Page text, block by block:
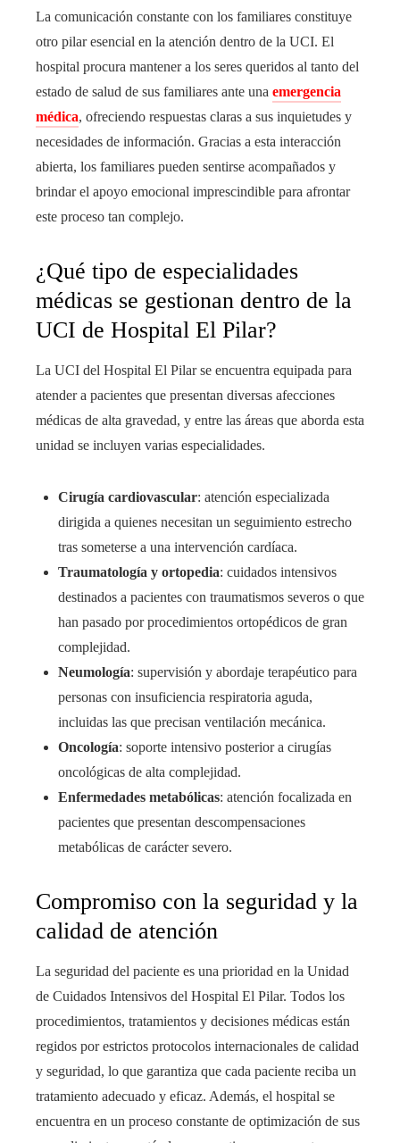
La comunicación constante con los familiares constituye
otro pilar esencial en la atención dentro de la UCI. El
hospital procura mantener a los seres queridos al tanto del
estado de salud de sus familiares ante una emergencia
médica, ofreciendo respuestas claras a sus inquietudes y
necesidades de información. Gracias a esta interacción
abierta, los familiares pueden sentirse acompañados y
brindar el apoyo emocional imprescindible para afrontar
este proceso tan complejo.
¿Qué tipo de especialidades
médicas se gestionan dentro de la
UCI de Hospital El Pilar?
La UCI del Hospital El Pilar se encuentra equipada para
atender a pacientes que presentan diversas afecciones
médicas de alta gravedad, y entre las áreas que aborda esta
unidad se incluyen varias especialidades.
Cirugía cardiovascular: atención especializada
dirigida a quienes necesitan un seguimiento estrecho
tras someterse a una intervención cardíaca.
Traumatología y ortopedia: cuidados intensivos
destinados a pacientes con traumatismos severos o que
han pasado por procedimientos ortopédicos de gran
complejidad.
Neumología: supervisión y abordaje terapéutico para
personas con insuficiencia respiratoria aguda,
incluidas las que precisan ventilación mecánica.
Oncología: soporte intensivo posterior a cirugías
oncológicas de alta complejidad.
Enfermedades metabólicas: atención focalizada en
pacientes que presentan descompensaciones
metabólicas de carácter severo.
Compromiso con la seguridad y la
calidad de atención
La seguridad del paciente es una prioridad en la Unidad
de Cuidados Intensivos del Hospital El Pilar. Todos los
procedimientos, tratamientos y decisiones médicas están
regidos por estrictos protocolos internacionales de calidad
y seguridad, lo que garantiza que cada paciente reciba un
tratamiento adecuado y eficaz. Además, el hospital se
encuentra en un proceso constante de optimización de sus